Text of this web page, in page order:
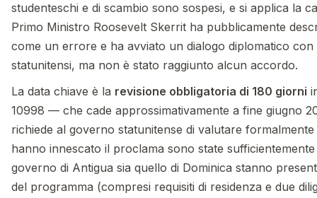
studenteschi e di scambio sono sospesi, e si applica la
Primo Ministro Roosevelt Skerrit ha pubblicamente
come un errore e ha avviato un dialogo diplomatico
statunitensi, ma non è stato raggiunto alcun accordo.
La data chiave è la revisione obbligatoria di 180 giorni
10998 — che cade approssimativamente a fine giugno
richiede al governo statunitense di valutare
hanno innescato il proclama sono state
governo di Antigua sia quello di Dominica stanno
del programma (compresi requisiti di residenza e due